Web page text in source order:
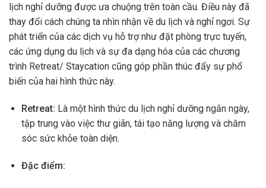
lịch nghỉ dưỡng được ưa chuộng trên toàn cầu. Điều này đã
thay đổi cách chúng ta nhìn nhận về du lịch và nghỉ ngơi. Sự
phát triển của các dịch vụ hỗ trợ như đặt phòng trực tuyến,
các ứng dụng du lịch và sự đa dạng hóa của các chương
trình Retreat/ Staycation cũng góp phần thúc đẩy sự phổ
biến của hai hình thức này.
Retreat: Là một hình thức du lịch nghỉ dưỡng ngắn ngày,
tập trung vào việc thư giãn, tái tạo năng lượng và chăm
sóc sức khỏe toàn diện.
Đặc điểm: